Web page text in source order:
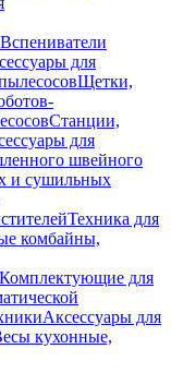
Вспениватели
для
Щетки,
Станции,
для
швейного
и сушильных
Техника для
комбайны,
Комплектующие для
Аксессуары для
кухонные,